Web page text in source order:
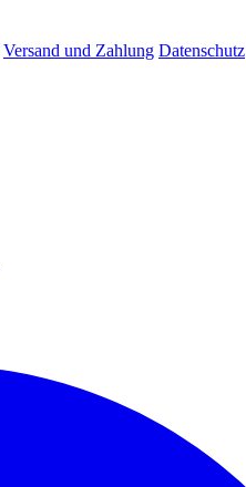
Versand und Zahlung Datenschutz